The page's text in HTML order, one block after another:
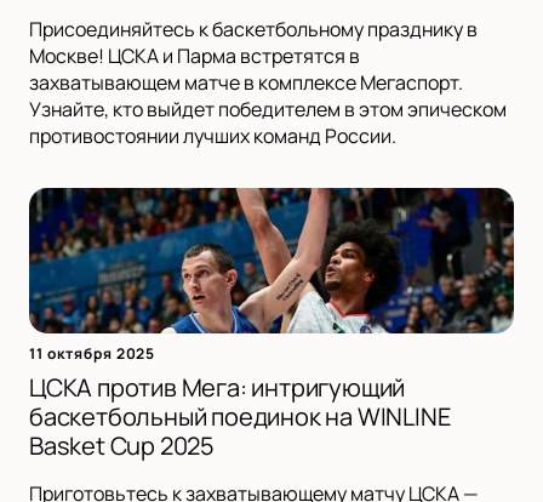
Присоединяйтесь к баскетбольному празднику в
Москве! ЦСКА и Парма встретятся в
захватывающем матче в комплексе Мегаспорт.
Узнайте, кто выйдет победителем в этом эпическом
противостоянии лучших команд России.
11 октября 2025
ЦСКА против Мега: интригующий
баскетбольный поединок на WINLINE
Basket Cup 2025
Приготовьтесь к захватывающему матчу ЦСКА —